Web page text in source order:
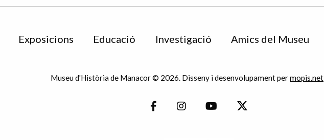
Exposicions Educació Investigació Amics del Museu
Museu d'Història de Manacor © 2026. Disseny i desenvolupament permopis.net